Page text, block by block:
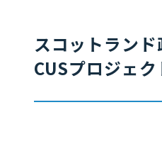
スコットラン
CUSプロジェ